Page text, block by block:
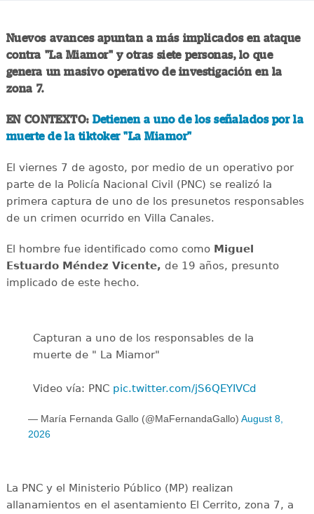
Nuevos avances apuntan a más implicados en ataque
contra "La Miamor" y otras siete personas, lo que
genera un masivo operativo de investigación en la
zona 7.
EN CONTEXTO: Detienen a uno de los señalados por la
muerte de la tiktoker "La Miamor"
El viernes 7 de agosto, por medio de un operativo por
parte de la Policía Nacional Civil (PNC) se realizó la
primera captura de uno de los presunetos responsables
de un crimen ocurrido en Villa Canales.
El hombre fue identificado como comoMiguel
Estuardo Méndez Vicente, de 19 años, presunto
implicado de este hecho.
Capturan a uno de los responsables de la
muerte de " La Miamor"
Video vía: PNC pic.twitter.com/jS6QEYIVCd
— María Fernanda Gallo (@MaFernandaGallo) August 8,
2026
La PNC y el Ministerio Público (MP) realizan
allanamientos en el asentamiento El Cerrito, zona 7, a